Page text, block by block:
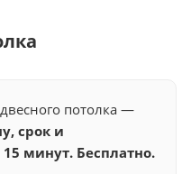
потолка —
срок и
минут. Бесплатно.